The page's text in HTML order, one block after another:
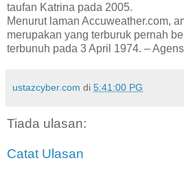
taufan Katrina pada 2005.
Menurut laman Accuweather.com,
merupakan yang terburuk pernah
terbunuh pada 3 April 1974. –
ustazcyber.com di 5:41:00 PG
Tiada ulasan:
Catat Ulasan